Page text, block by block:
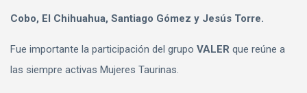
Cobo, El Chihuahua, Santiago Gómez y Jesús Torre.
Fue importante la participación del grupo VALER que reúne a
las siempre activas Mujeres Taurinas.